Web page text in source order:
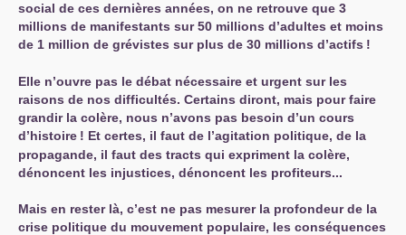
social de ces dernières années, on ne retrouve que 3
millions de manifestants sur 50 millions d’adultes et moins
de 1 million de grévistes sur plus de 30 millions d’actifs !
Elle n’ouvre pas le débat nécessaire et urgent sur les
raisons de nos difficultés. Certains diront, mais pour faire
grandir la colère, nous n’avons pas besoin d’un cours
d’histoire ! Et certes, il faut de l’agitation politique, de la
propagande, il faut des tracts qui expriment la colère,
dénoncent les injustices, dénoncent les profiteurs...
Mais en rester là, c’est ne pas mesurer la profondeur de la
crise politique du mouvement populaire, les conséquences